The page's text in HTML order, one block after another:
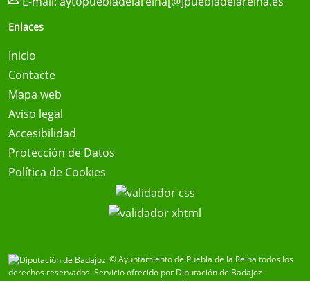
Enlaces
Inicio
Contacte
Mapa web
Aviso legal
Accesibilidad
Protección de Datos
Política de Cookies
© Ayuntamiento de Puebla de la Reina todos los
derechos reservados.Servicio ofrecido por Diputación de Badajoz